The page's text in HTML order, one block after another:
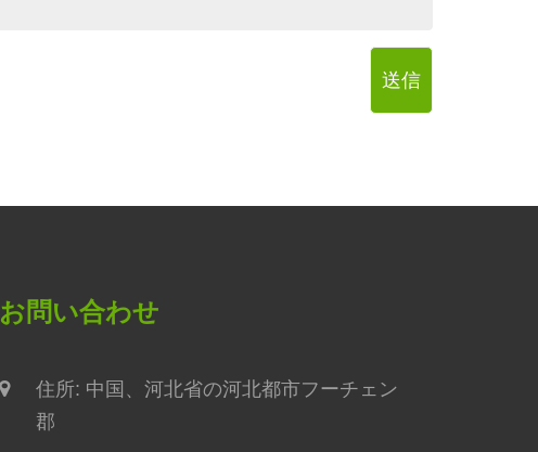
送信
お問い合わせ
住所: 中国、河北省の河北都市フーチェン
郡